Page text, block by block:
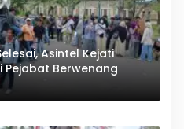
Asintel Kejati
Pejabat Berwenang